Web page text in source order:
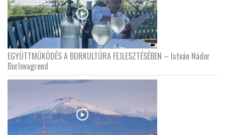
EGYÜTTMŰKÖDÉS A BORKULTÚRA FEJLESZTÉSÉBEN – István Nádor
Borlovagrend